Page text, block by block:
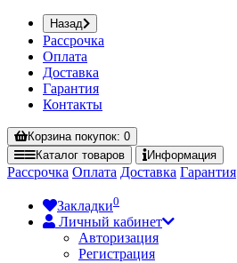
Назад
Рассрочка
Оплата
Доставка
Гарантия
Контакты
Корзинапокупок: 0
Каталог товаров Информация
Рассрочка Оплата Доставка Гарантия
Закладки0
Личный кабинет
Авторизация
Регистрация